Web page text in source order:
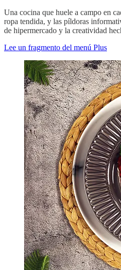
Una cocina que huele a campo en
ropa tendida, y las píldoras
de hipermercado y la creatividad
Lee un fragmento del menú Plus